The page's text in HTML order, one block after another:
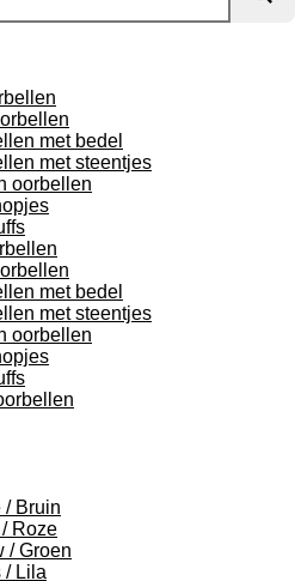
met bedel
met steentjes
oorbellen
met bedel
met steentjes
oorbellen
/ Bruin
Roze
/ Groen
/ Lila